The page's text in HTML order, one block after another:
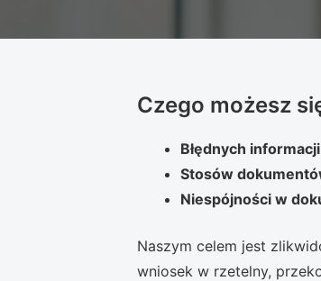
Czego możesz
Błędnych informacji
Stosów
Niespójności w
Naszym celem jest
wniosek w rzetelny,